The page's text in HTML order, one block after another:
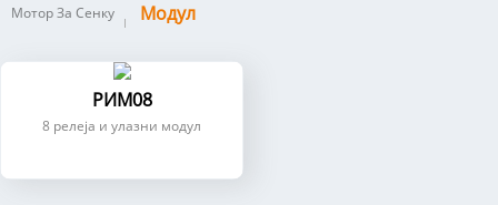
Мотор За Сенку Модул
РИМ08
8 релеја и улазни модул